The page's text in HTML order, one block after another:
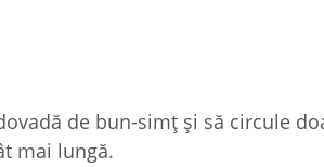
de bun-simț și să circule
mai lungă.